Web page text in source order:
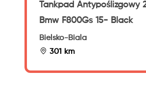
Tankpad Antypoślizgowy
Bmw F800Gs 15- Black
Bielsko-Biala
301 km